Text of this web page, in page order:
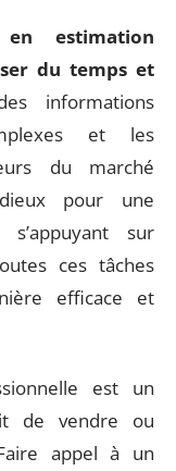
estimation
du temps et
informations
et les
du marché
pour une
sur
ces tâches
efficace et
est un
de vendre ou
appel à un